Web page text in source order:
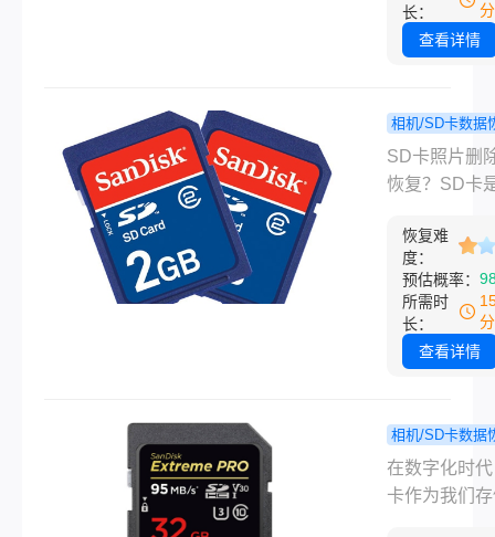
量的照片、
音乐等文件
而，如果不
除了SD卡中
或者因为SD
失，这会给
来很大的困
文将为您详
sd卡文件丢
找回方法，
找回珍贵的
长：
查看详情
相机/SD卡数据
程 sd卡照
怎么恢复？
啦!
SD卡照片删
恢复？​SD卡
常常用于相
机等设备中
片、视频等
然而，如果
删除了SD卡
几种方法帮
复SD卡中被
照片。
恢复难
度：
预估概率：
所需时
长：
查看详情
相机/SD卡数据
程 如何恢
照片？教你
在数字化时
卡作为我们